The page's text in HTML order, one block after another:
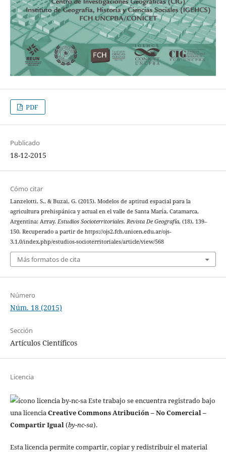
PDF
Publicado
18-12-2015
Cómo citar
Lanzelotti, S., & Buzai, G. (2015). Modelos de aptitud espacial para la
agricultura prehispánica y actual en el valle de Santa María, Catamarca,
Argentina: Array. Estudios Socioterritoriales. Revista De Geografía, (18), 139–
150. Recuperado a partir de https://ojs2.fch.unicen.edu.ar/ojs-
3.1.0/index.php/estudios-socioterritoriales/article/view/568
Más formatos de cita
Número
Núm. 18 (2015)
Sección
Artículos Científicos
Licencia
Este trabajo se encuentra registrado bajo
una licencia Creative Commons Atribución – No Comercial –
Compartir Igual (by-nc-sa).
Esta licencia permite compartir, copiar y redistribuir el material